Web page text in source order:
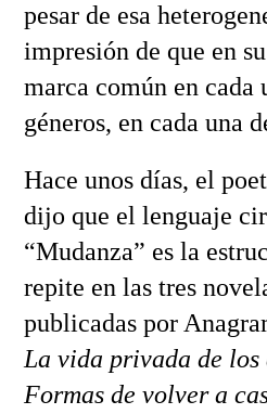
pesar de esa
impresión de que en
marca común en cada
géneros, en cada una
Hace unos días, el
dijo que el lenguaje
“Mudanza” es la
repite en las tres
publicadas por
La vida privada de los
Formas de volver a